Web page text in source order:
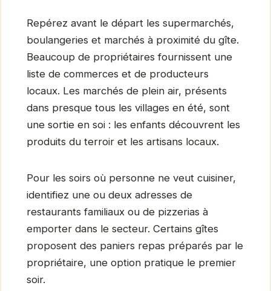
Repérez avant le départ les supermarchés,
boulangeries et marchés à proximité du gîte.
Beaucoup de propriétaires fournissent une
liste de commerces et de producteurs
locaux. Les marchés de plein air, présents
dans presque tous les villages en été, sont
une sortie en soi : les enfants découvrent les
produits du terroir et les artisans locaux.
Pour les soirs où personne ne veut cuisiner,
identifiez une ou deux adresses de
restaurants familiaux ou de pizzerias à
emporter dans le secteur. Certains gîtes
proposent des paniers repas préparés par le
propriétaire, une option pratique le premier
soir.